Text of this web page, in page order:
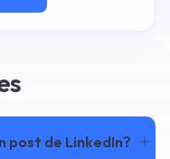
post de LinkedIn?